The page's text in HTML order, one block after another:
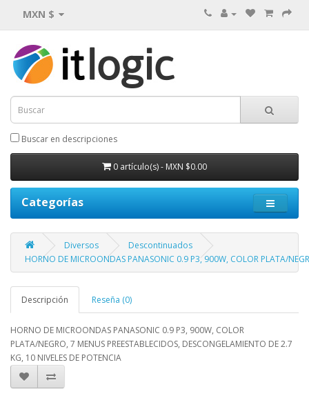
MXN $
Buscar en descripciones
0 artículo(s) - MXN $0.00
Categorías
Diversos
Descontinuados
HORNO DE MICROONDAS PANASONIC 0.9 P3, 900W, COLOR PLATA/
Descripción Reseña (0)
HORNO DE MICROONDAS PANASONIC 0.9 P3, 900W, COLOR
PLATA/NEGRO, 7 MENUS PREESTABLECIDOS, DESCONGELAMIENTO DE 2.7
KG, 10 NIVELES DE POTENCIA